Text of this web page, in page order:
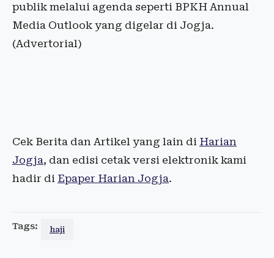
publik melalui agenda seperti BPKH Annual
Media Outlook yang digelar di Jogja.
(Advertorial)
Cek Berita dan Artikel yang lain di Harian
Jogja, dan edisi cetak versi elektronik kami
hadir di Epaper Harian Jogja.
Tags: haji